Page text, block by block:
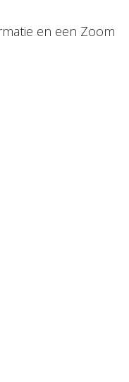
en een Zoom